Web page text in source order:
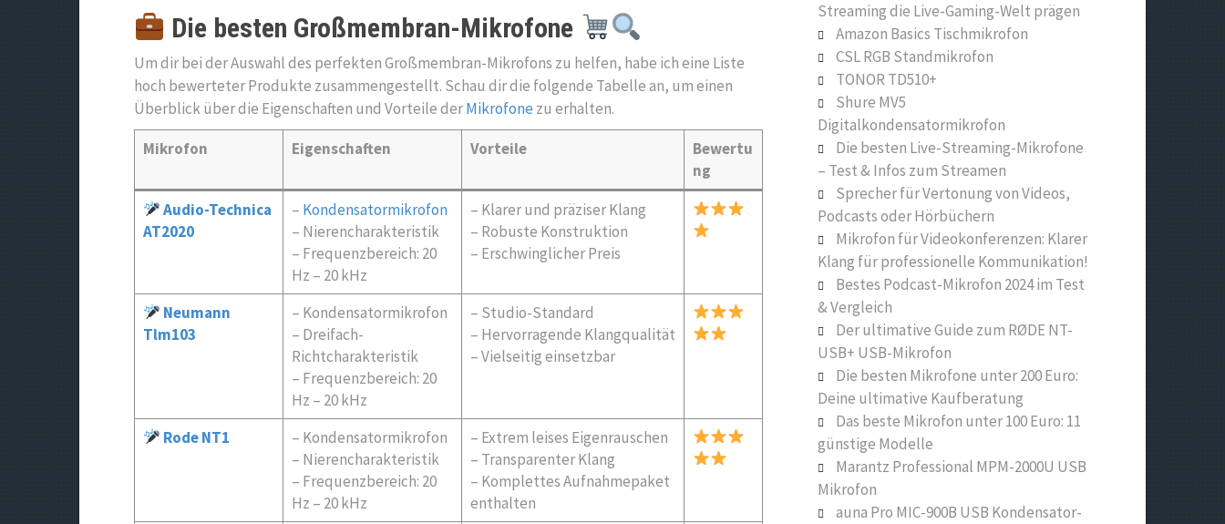
Die besten Großmembran-Mikrofone
Um dir bei der Auswahl des perfekten Großmembran-Mikrofons zu helfen, habe ich eine Liste
hoch bewerteter Produkte zusammengestellt. Schau dir die folgende Tabelle an, um einen
Überblick über die Eigenschaften und Vorteile derMikrofone zu erhalten.
Mikrofon
Eigenschaften Vorteile
Bewertu
ng
Audio-Technica
AT2020
– Kondensatormikrofon
– Nierencharakteristik
– Frequenzbereich: 20
Hz – 20 kHz
– Klarer und präziser Klang
– Robuste Konstruktion
– Erschwinglicher Preis
Neumann
Tlm103
– Kondensatormikrofon
– Dreifach-
Richtcharakteristik
– Frequenzbereich: 20
Hz – 20 kHz
– Studio-Standard
– Hervorragende Klangqualität
– Vielseitig einsetzbar
Rode NT1
– Kondensatormikrofon
– Nierencharakteristik
– Frequenzbereich: 20
Hz – 20 kHz
– Extrem leises Eigenrauschen
– Transparenter Klang
– Komplettes Aufnahmepaket
enthalten
Streaming die Live-Gaming-Welt prägen
Amazon Basics Tischmikrofon
CSL RGB Standmikrofon
TONOR TD510+
Shure MV5
Digitalkondensatormikrofon
Die besten Live-Streaming-Mikrofone
– Test & Infos zum Streamen
Sprecher für Vertonung von Videos,
Podcasts oder Hörbüchern
Mikrofon für Videokonferenzen: Klarer
Klang für professionelle Kommunikation!
Bestes Podcast-Mikrofon 2024 im Test
& Vergleich
Der ultimative Guide zum RØDE NT-
USB+ USB-Mikrofon
Die besten Mikrofone unter 200 Euro:
Deine ultimative Kaufberatung
Das beste Mikrofon unter 100 Euro: 11
günstige Modelle
Marantz Professional MPM-2000U USB
Mikrofon
auna Pro MIC-900B USB Kondensator-